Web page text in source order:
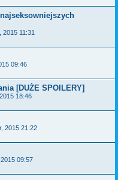
2015 11:31
09:46
[DUŻE SPOILERY]
18:46
2015 21:22
09:57